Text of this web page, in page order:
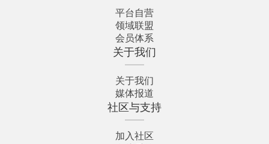
平台自营
领域联盟
会员体系
关于我们
关于我们
媒体报道
社区与支持
加入社区